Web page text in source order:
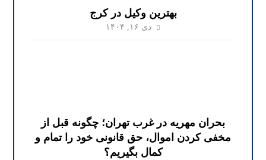
بهترین وکیل در کرج
دی ۱۶, ۱۴۰۴
بحران مهریه در غرب تهران؛ چگونه قبل از
مخفی کردن اموال، حق قانونی خود را تمام و
کمال بگیریم؟